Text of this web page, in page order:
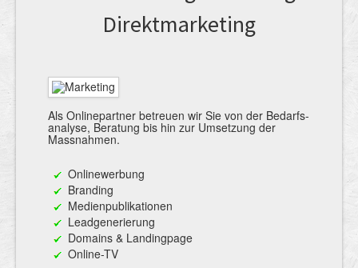
Direkt­marketing
Als Online­partner betreuen wir Sie von der Bedarfs­
analyse, Beratung bis hin zur Umsetzung der
Massnahmen.
Online­werbung
Branding
Medien­publi­kationen
Lead­generierung
Domains & Landingpage
Online-TV